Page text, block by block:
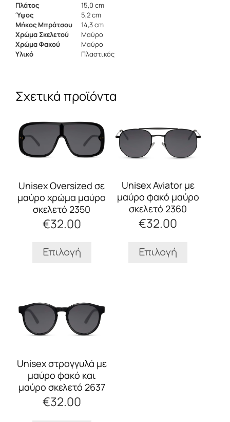
Πλάτος
15,0 cm
Ύψος
5,2 cm
Μήκος Μπράτσου
14,3 cm
Χρώμα Σκελετού
Μαύρο
Χρώμα Φακού
Μαύρο
Υλικό
Πλαστικός
Σχετικά προϊόντα
Unisex Oversized σε
μαύρο χρώμα μαύρο
σκελετό 2350
€32.00
Επιλογή
το
προϊόν
έχει
πολλαπλές
Οι
επιλογές
μπορούν
να
επιλεγούν
σελίδα
Unisex Aviator με
μαύρο φακό μαύρο
σκελετό 2360
€32.00
Επιλογή
το
προϊόν
έχει
πολλαπλές
Οι
επιλογές
μπορούν
επιλεγούν
σελίδα
Unisex στρογγυλά με
μαύρο φακό και
μαύρο σκελετό 2637
€32.00
το
προϊόν
έχει
πολλαπλές
Οι
επιλογές
μπορούν
επιλεγούν